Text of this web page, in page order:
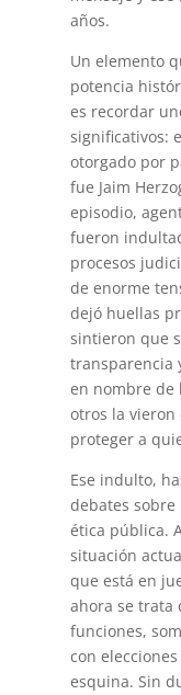
años.
Un elemento
potencia
es recordar
significativos:
otorgado por
fue Jaim
episodio,
fueron
procesos
de enorme
dejó huellas
sintieron que
transparencia
en nombre de
otros la vieron
proteger a
Ese indulto,
debates
ética pública.
situación
que está en
ahora se
funciones,
con
esquina. Sin